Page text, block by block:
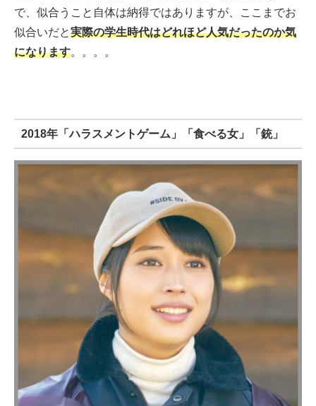
で、似合うこと自体は納得ではありますが、ここまでお
似合いだと実際の学生時代はどれほど人気だったのか気
になります。。。。
2018年「ハラスメントゲーム」「食べる女」「銃」